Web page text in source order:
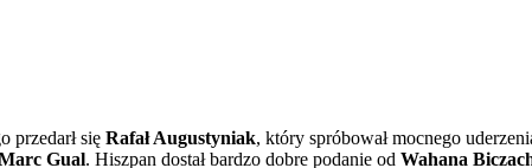
przedarł się Rafał Augustyniak, który spróbował mocnego
Gual. Hiszpan dostał bardzo dobre podanie od Wahana